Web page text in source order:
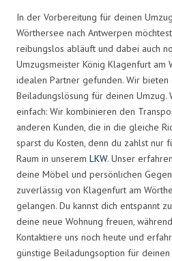
In der Vorbereitung für deinen
Wörthersee nach Antwerpen
reibungslos abläuft und dabei auch
Umzugsmeister König Klagenfurt am
idealen Partner gefunden. Wir
Beiladungslösung für deinen Umzug.
einfach: Wir kombinieren den
anderen Kunden, die in die gleiche
sparst du Kosten, denn du zahlst nur
Raum in unserem LKW. Unser
deine Möbel und persönlichen
zuverlässig von Klagenfurt am
gelangen. Du kannst dich entspannt
deine neue Wohnung freuen,
Kontaktiere uns noch heute und
günstige Beiladungsoption für